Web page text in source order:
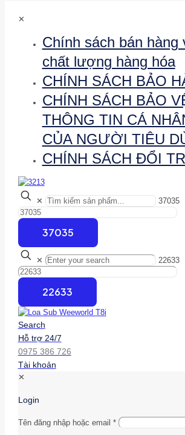
✕
Chính sách bán hàng
chất lượng hàng hóa
CHÍNH SÁCH BẢO
CHÍNH SÁCH BẢO
THÔNG TIN CÁ
CỦA NGƯỜI TIÊU
CHÍNH SÁCH ĐỔI
✕ 37035
✕ 22633
Search
Hỗ trợ 24/7
0975 386 726
Tài khoản
✕
Login
Tên đăng nhập hoặc email *